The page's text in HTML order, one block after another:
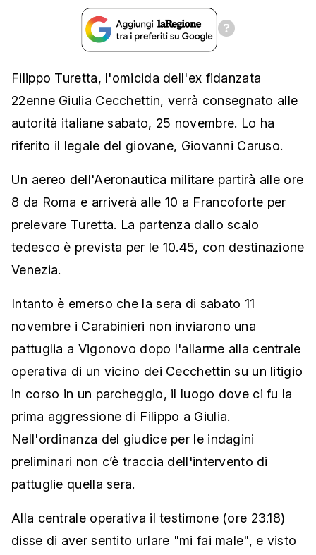
Filippo Turetta, l'omicida dell'ex fidanzata
22enne Giulia Cecchettin, verrà consegnato alle
autorità italiane sabato, 25 novembre. Lo ha
riferito il legale del giovane, Giovanni Caruso.
Un aereo dell'Aeronautica militare partirà alle ore
8 da Roma e arriverà alle 10 a Francoforte per
prelevare Turetta. La partenza dallo scalo
tedesco è prevista per le 10.45, con destinazione
Venezia.
Intanto è emerso che la sera di sabato 11
novembre i Carabinieri non inviarono una
pattuglia a Vigonovo dopo l'allarme alla centrale
operativa di un vicino dei Cecchettin su un litigio
in corso in un parcheggio, il luogo dove ci fu la
prima aggressione di Filippo a Giulia.
Nell'ordinanza del giudice per le indagini
preliminari non c’è traccia dell'intervento di
pattuglie quella sera.
Alla centrale operativa il testimone (ore 23.18)
disse di aver sentito urlare "mi fai male", e visto